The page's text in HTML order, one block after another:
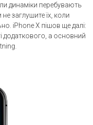
динаміки перебувають
заглушите їх, коли
iPhone X пішов ще далі:
додаткового, а основний